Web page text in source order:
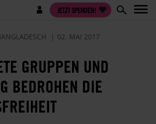
JETZT SPENDEN!
02. MAI 2017
GRUPPEN UND
BEDROHEN DIE